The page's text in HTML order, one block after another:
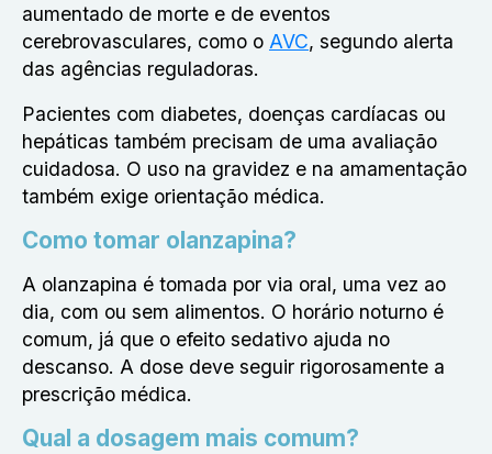
aumentado de morte e de eventos
cerebrovasculares, como o AVC, segundo alerta
das agências reguladoras.
Pacientes com diabetes, doenças cardíacas ou
hepáticas também precisam de uma avaliação
cuidadosa. O uso na gravidez e na amamentação
também exige orientação médica.
Como tomar olanzapina?
A olanzapina é tomada por via oral, uma vez ao
dia, com ou sem alimentos. O horário noturno é
comum, já que o efeito sedativo ajuda no
descanso. A dose deve seguir rigorosamente a
prescrição médica.
Qual a dosagem mais comum?